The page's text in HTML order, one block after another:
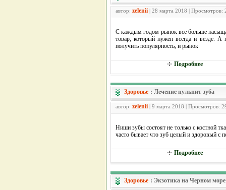
автор: zelenii | 28 марта 2018 | Просмотров:
С каждым годом рынок все больше
товар, который нужен всегда и везде.
получить популярность, и рынок
Подробнее
Здоровье : Лечение пульпит зуба
автор: zelenii | 9 марта 2018 | Просмотров:
Ниши зубы состоят не только с костной
часто бывает что зуб целый и здоровый с
Подробнее
Здоровье : Экзотика на Черном море